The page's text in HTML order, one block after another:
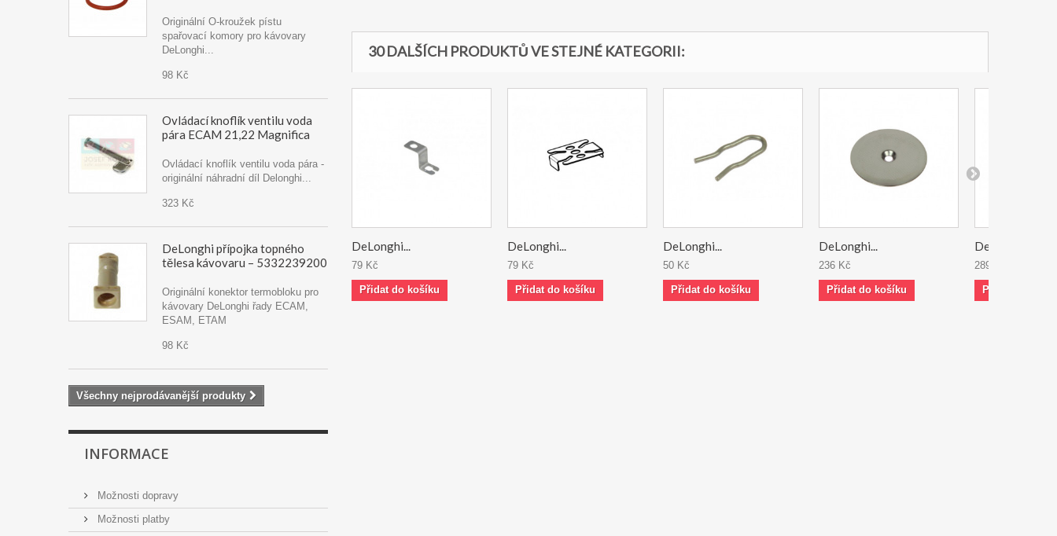
Originální O-kroužek pístu
spařovací komory pro kávovary
DeLonghi...
98 Kč
Ovládací knoflík ventilu voda
pára ECAM 21,22 Magnifica
Ovládací knoflík ventilu voda pára -
originální náhradní díl Delonghi...
323 Kč
DeLonghi přípojka topného
tělesa kávovaru – 5332239200
Originální konektor termobloku pro
kávovary DeLonghi řady ECAM,
ESAM, ETAM
98 Kč
Všechny nejprodávanější produkty
INFORMACE
Možnosti dopravy
Možnosti platby
30 DALŠÍCH PRODUKTŮ VE STEJNÉ KATEGORII:
DeLonghi...
79 Kč
Přidat do košíku
DeLonghi...
79 Kč
Přidat do košíku
DeLonghi...
50 Kč
Přidat do košíku
DeLonghi...
236 Kč
Přidat do košíku
DeLonghi...
289 Kč
Přidat do